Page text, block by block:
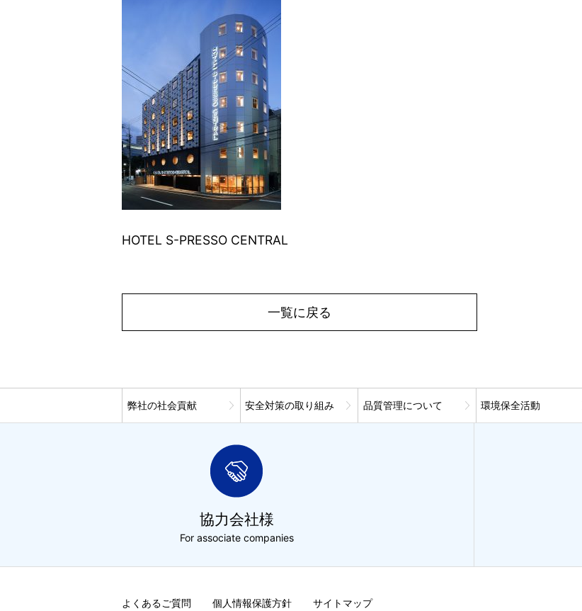
HOTEL S-PRESSO CENTRAL
一覧に戻る
弊社の社会貢献 安全対策の取り組み 品質管理について 環境保全活動
協力会社様
For associate companies
よくあるご質問 個人情報保護方針 サイトマップ